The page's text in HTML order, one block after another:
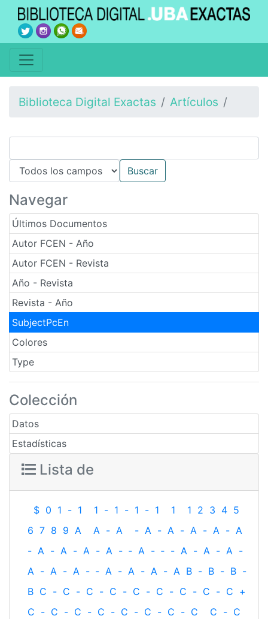
Biblioteca Digital Exactas Artículos
Navegar
Últimos Documentos
Autor FCEN - Año
Autor FCEN - Revista
Año - Revista
Revista - Año
SubjectPcEn
Colores
Type
Colección
Datos
Estadísticas
Lista de
$ 0 1 - 1 1 - 1 - 1 - 1 1 1 2 3 4 5
6 7 8 9 A A - A - A - A - A - A - A
- A - A - A - A - ‐ A - ‐ - A - A - A -
A - A - A - ‐ A - A - A - A B - B - B -
B C - C - C - C - C - C - C - C - C +
C - C - C - C - C - C - C - C C - C